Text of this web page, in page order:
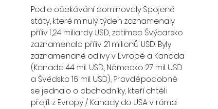
Podle očekávání dominovaly Spojené
státy, které minulý týden zaznamenaly
příliv 1,24 miliardy USD, zatímco Švýcarsko
zaznamenalo příliv 21 milionů USD. Byly
zaznamenané odlivy v Evropě a Kanada
(Kanada 44 mil. USD, Německo 27 mil. USD
a Švédsko 16 mil. USD), Pravděpodobně
se jednalo o obchodníky, kteří chtěli
přejít z Evropy / Kanady do USA v rámci